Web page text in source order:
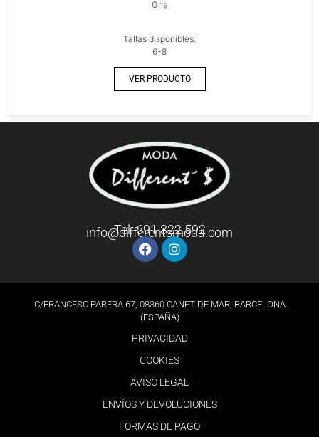
Gris
Tallas disponibles:
6-8
VER PRODUCTO
Tel: 691 322 592
info@differentsmoda.com
C/FRANCESC PARERA 67, 08360 CANET DE MAR, BARCELONA
(ESPAÑA)
PRIVACIDAD
COOKIES
AVISO LEGAL
ENVÍOS Y DEVOLUCIONES
FORMAS DE PAGO